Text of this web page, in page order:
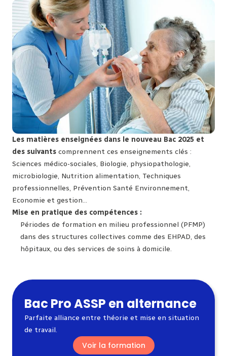
Les matières enseignées dans le nouveau Bac 2025 et
des suivants comprennent ces enseignements clés :
Sciences médico-sociales, Biologie, physiopathologie,
microbiologie, Nutrition alimentation, Techniques
professionnelles, Prévention Santé Environnement,
Economie et gestion…
Mise en pratique des compétences :
Périodes de formation en milieu professionnel (PFMP)
dans des structures collectives comme des EHPAD, des
hôpitaux, ou des services de soins à domicile.
Bac Pro ASSP en alternance
Parfaite alliance entre théorie et mise en situation
de travail.
Voir la formation